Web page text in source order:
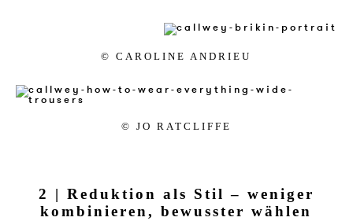
© CAR­OLI­NE AN­DRI­EU
© JO RAT­CLIF­FE
2 | Reduktion als Stil – weniger
kombinieren, bewusster wählen